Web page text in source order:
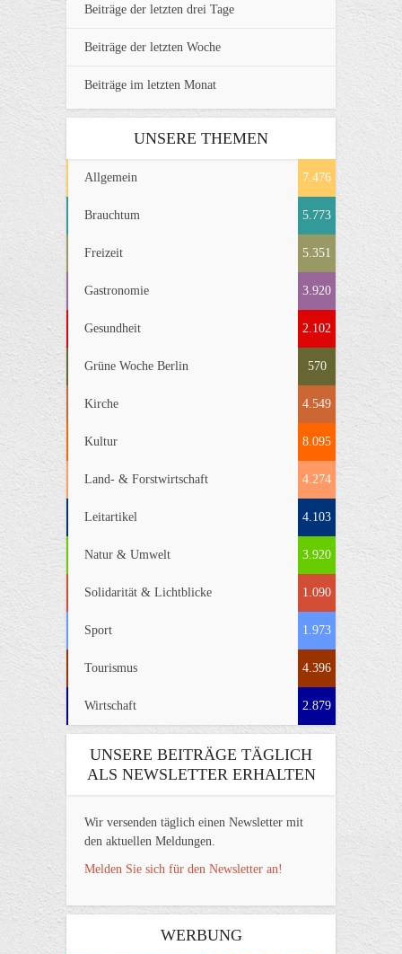
Beiträge der letzten drei Tage
Beiträge der letzten Woche
Beiträge im letzten Monat
UNSERE THEMEN
Allgemein 7.476
Brauchtum 5.773
Freizeit 5.351
Gastronomie 3.920
Gesundheit 2.102
Grüne Woche Berlin 570
Kirche 4.549
Kultur 8.095
Land- & Forstwirtschaft 4.274
Leitartikel 4.103
Natur & Umwelt 3.920
Solidarität & Lichtblicke 1.090
Sport 1.973
Tourismus 4.396
Wirtschaft 2.879
UNSERE BEITRÄGE TÄGLICH
ALS NEWSLETTER ERHALTEN
Wir versenden täglich einen Newsletter mit
den aktuellen Meldungen.
Melden Sie sich für den Newsletter an!
WERBUNG